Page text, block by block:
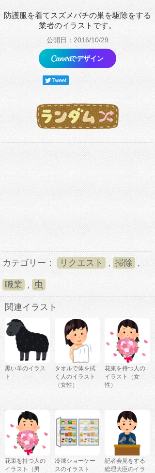
防護服を着てスズメバチの巣を駆除をする
業者のイラストです。
公開日：2016/10/29
でデザイン
カテゴリー： リクエスト , 掃除 ,
職業 , 虫
関連イラスト
黒い羊のイラス
ト
タオルで体を拭
く人のイラスト
（女性）
花束を持つ人の
イラスト（女
性）
花束を持つ人の
イラスト（男
冷凍ショーケー
スのイラスト
記者会見をする
総理大臣のイラ